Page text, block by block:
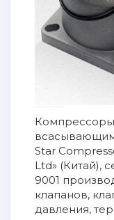
Компрессоры
Star
Ltd» (Китай),
9001
клапанов,
давления,